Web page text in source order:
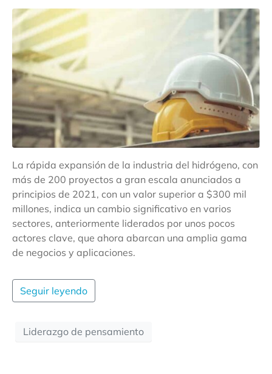
La rápida expansión de la industria del hidrógeno, con
más de 200 proyectos a gran escala anunciados a
principios de 2021, con un valor superior a $300 mil
millones, indica un cambio significativo en varios
sectores, anteriormente liderados por unos pocos
actores clave, que ahora abarcan una amplia gama
de negocios y aplicaciones.
Seguir leyendo
Liderazgo de pensamiento